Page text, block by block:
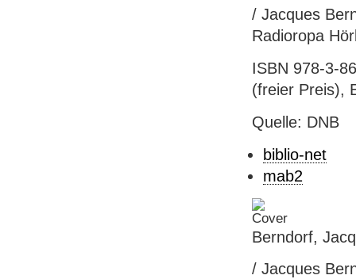
/ Jacques
Radioropa
ISBN 978-3-
(freier Preis),
Quelle: DNB
biblio-net
mab2
Berndorf,
/ Jacques